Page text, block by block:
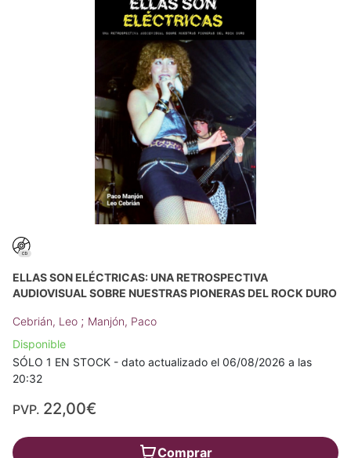
ELLAS SON ELÉCTRICAS: UNA RETROSPECTIVA
AUDIOVISUAL SOBRE NUESTRAS PIONERAS DEL ROCK DURO
Cebrián, Leo ; Manjón, Paco
Disponible
SÓLO 1 EN STOCK - dato actualizado el 06/08/2026 a las
20:32
PVP. 22,00€
Comprar